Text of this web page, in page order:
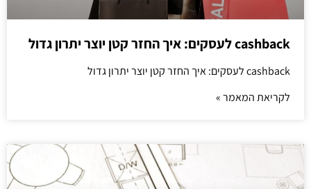
cashback לעסקים: איך החזר קטן יוצר יתרון גדול
cashback לעסקים: איך החזר קטן יוצר יתרון גדול
לקריאת המאמר »